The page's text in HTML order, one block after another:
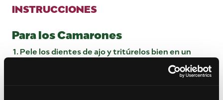
INSTRUCCIONES
Para los Camarones
Pele los dientes de ajo y tritúrelos bien en un